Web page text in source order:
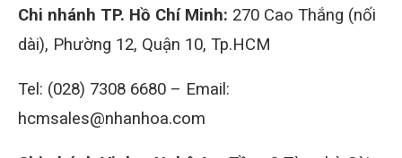
Chi nhánh TP. Hồ Chí Minh: 270 Cao Thắng (nối
dài), Phường 12, Quận 10, Tp.HCM
Tel: (028) 7308 6680 – Email:
hcmsales@nhanhoa.com